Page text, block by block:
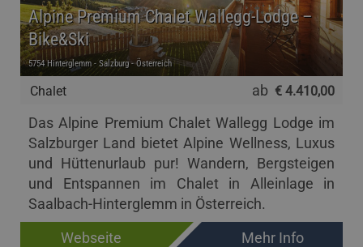
Chalet
Alpine Premium Chalet Wallegg-Lodge –
Bike&Ski
5754 Hinterglemm - Salzburg - Österreich
ab € 4.410,00
Das Alpine Premium Chalet Wallegg Lodge im
Salzburger Land bietet Alpine Wellness, Luxus
und Hüttenurlaub pur! Wandern, Bergsteigen
und Entspannen im Chalet in Alleinlage in
Saalbach-Hinterglemm in Österreich.
Webseite
Mehr Info